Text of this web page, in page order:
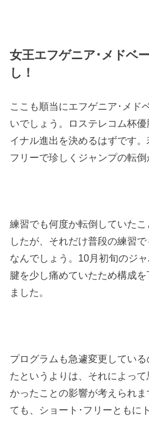
女王エフゲニア･メドベ
し！
ここも順当にエフゲニア･メド
いでしょう。ロステレコム杯
イナル進出を決めるはずです
フリーで珍しくジャンプの転倒
練習でも何度か転倒していた
したが、それだけ普段の練習
なんでしょう。10月初旬のジ
腱を少し痛めていたため構成
ました。
プログラムも急遽変更している
たというよりは、それによっ
かったことの影響が考えられ
ても、ショート･フリーともに